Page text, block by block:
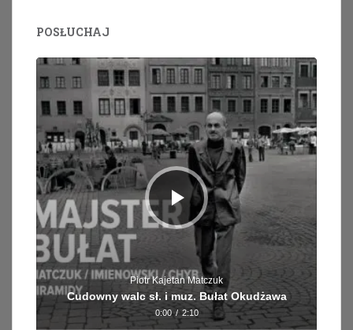
POSŁUCHAJ
Odtwarzacz
dźwiękowych
Piotr Kajetan Matczuk
Cudowny walc sł. i muz. Bułat Okudżawa
0:00 / 2:10